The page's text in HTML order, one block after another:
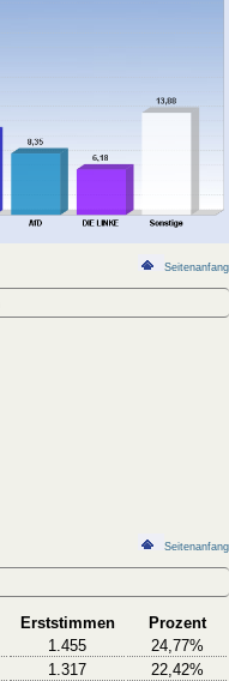
Seitenanfang
Seitenanfang
Erststimmen
Prozent
1.455
24,77%
1.317
22,42%